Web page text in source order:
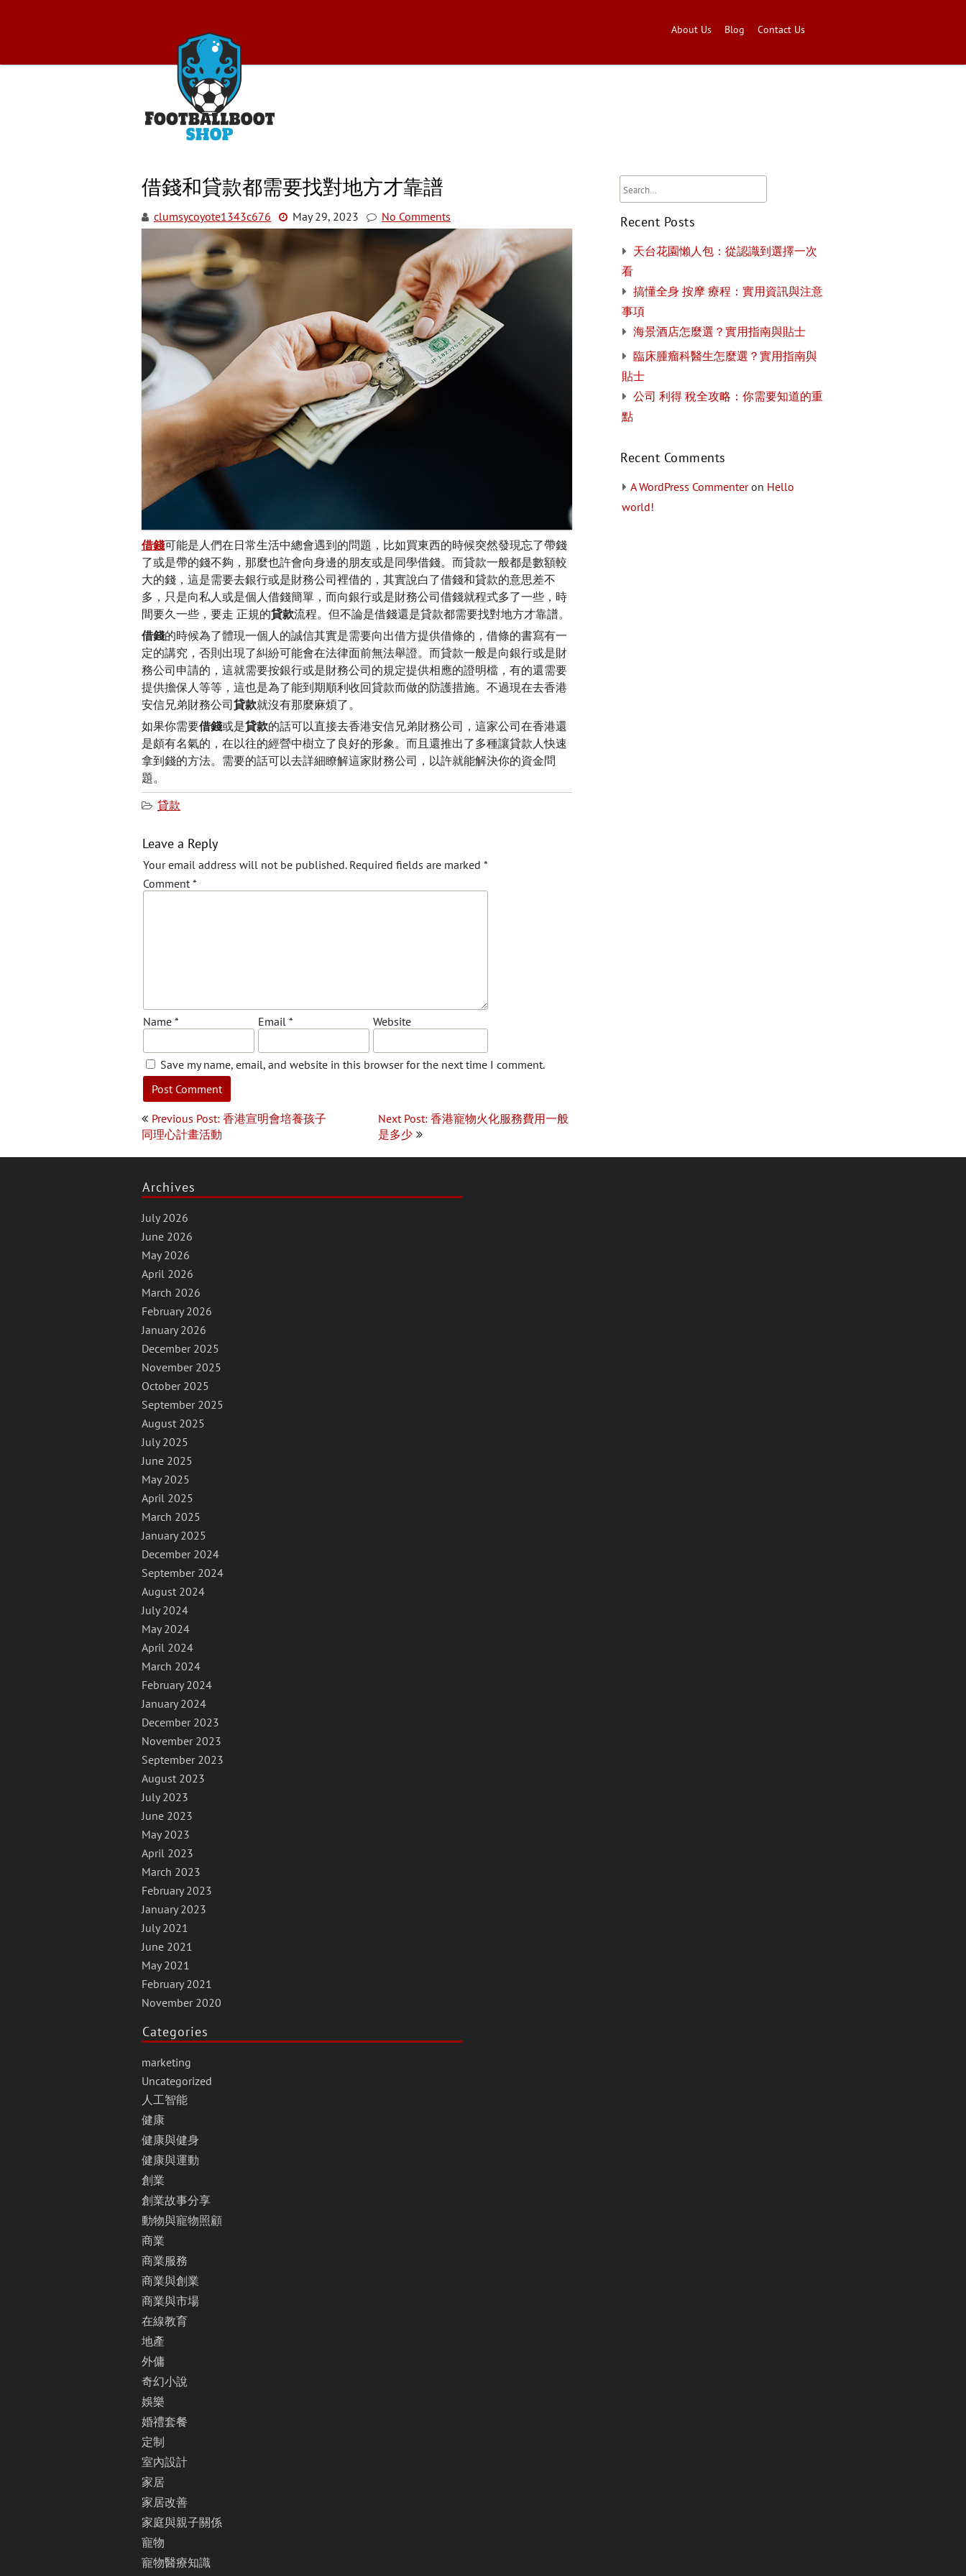
About Us Blog Contact Us
借錢和貸款都需要找對地方才靠譜
clumsycoyote1343c676 May 29, 2023 No Comments
借錢可能是人們在日常生活中總會遇到的問題，比如買東西的時候突然發現忘了帶錢
了或是帶的錢不夠，那麼也許會向身邊的朋友或是同學借錢。而貸款一般都是數額較
大的錢，這是需要去銀行或是財務公司裡借的，其實說白了借錢和貸款的意思差不
多，只是向私人或是個人借錢簡單，而向銀行或是財務公司借錢就程式多了一些，時
間要久一些，要走 正規的貸款流程。但不論是借錢還是貸款都需要找對地方才靠譜。
借錢的時候為了體現一個人的誠信其實是需要向出借方提供借條的，借條的書寫有一
定的講究，否則出現了糾紛可能會在法律面前無法舉證。而貸款一般是向銀行或是財
務公司申請的，這就需要按銀行或是財務公司的規定提供相應的證明檔，有的還需要
提供擔保人等等，這也是為了能到期順利收回貸款而做的防護措施。不過現在去香港
安信兄弟財務公司貸款就沒有那麼麻煩了。
如果你需要借錢或是貸款的話可以直接去香港安信兄弟財務公司，這家公司在香港還
是頗有名氣的，在以往的經營中樹立了良好的形象。而且還推出了多種讓貸款人快速
拿到錢的方法。需要的話可以去詳細瞭解這家財務公司，以許就能解決你的資金問
題。
貸款
Leave a Reply
Your email address will not be published. Required fields are marked *
Comment*
Name * Email * Website
Save my name, email, and website in this browser for the next time I comment.
Post
navigation
Previous Post: 香港宣明會培養孩子
同理心計畫活動
Next Post: 香港寵物火化服務費用一般
是多少
Recent Posts
天台花園懶人包：從認識到選擇一次
看
搞懂全身 按摩 療程：實用資訊與注意
事項
海景酒店怎麼選？實用指南與貼士
臨床腫瘤科醫生怎麼選？實用指南與
貼士
公司 利得 稅全攻略：你需要知道的重
點
Recent Comments
A WordPress Commenteron Hello
world!
Archives
July 2026
June 2026
May 2026
April 2026
March 2026
February 2026
January 2026
December 2025
November 2025
October 2025
September 2025
August 2025
July 2025
June 2025
May 2025
April 2025
March 2025
January 2025
December 2024
September 2024
August 2024
July 2024
May 2024
April 2024
March 2024
February 2024
January 2024
December 2023
November 2023
September 2023
August 2023
July 2023
June 2023
May 2023
April 2023
March 2023
February 2023
January 2023
July 2021
June 2021
May 2021
February 2021
November 2020
Categories
marketing
Uncategorized
人工智能
健康
健康與健身
健康與運動
創業
創業故事分享
動物與寵物照顧
商業
商業服務
商業與創業
商業與市場
在線教育
地產
外傭
奇幻小說
娛樂
婚禮套餐
定制
室內設計
家居
家居改善
家庭與親子關係
寵物
寵物醫療知識